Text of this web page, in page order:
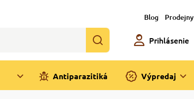
Blog Prodejny
Prihlásenie
Antiparazitiká Výpredaj